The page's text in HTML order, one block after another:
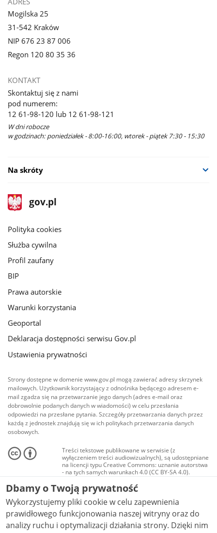
Mogilska 25
31-542 Kraków
NIP 676 23 87 006
Regon 120 80 35 36
KONTAKT
Skontaktuj się z nami
pod numerem:
12 61-98-120 lub 12 61-98-121
W dni robocze
w godzinach: poniedziałek - 8:00-16:00, wtorek - piątek 7:30 - 15:30
Na skróty
stopka
gov.pl
Strona
gov.pl
gov.pl
Polityka cookies
Służba cywilna
Profil zaufany
BIP
Prawa autorskie
Warunki korzystania
Geoportal
Deklaracja dostępności serwisu Gov.pl
Ustawienia prywatności
Strony dostępne w domenie www.gov.pl mogą zawierać adresy skrzynek
mailowych. Użytkownik korzystający z odnośnika będącego adresem e-
mail zgadza się na przetwarzanie jego danych (adres e-mail oraz
dobrowolnie podanych danych w wiadomości) w celu przesłania
odpowiedzi na przesłane pytania. Szczegóły przetwarzania danych przez
każdą z jednostek znajdują się w ich politykach przetwarzania danych
osobowych.
Treści tekstowe publikowane w serwisie (z
wyłączeniem treści audiowizualnych), są udostępniane
na licencji typu Creative Commons: uznanie autorstwa
- na tych samych warunkach 4.0 (CC BY-SA 4.0).
Materiały audiowizualne, w tym zdjęcia, materiały
audio i wideo, są udostępniane na licencji typu
Creative Commons: uznanie autorstwa użycie
niekomercyjne - bez utworów zależnych 4.0 (CC BY-
NC-ND 4.0), o ile nie jest to stwierdzone inaczej.
Dbamy o Twoją prywatność
Wykorzystujemy pliki cookie w celu zapewnienia
prawidłowego funkcjonowania naszej witryny oraz do
analizy ruchu i optymalizacji działania strony. Dzięki nim